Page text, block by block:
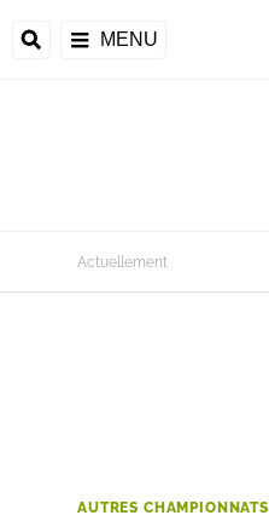
MENU
de la CAF
Actuellement
AUTRES CHAMPIONNATS